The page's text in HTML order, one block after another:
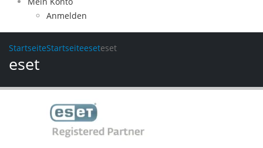
Anmelden
StartseiteStartseiteeseteset
eset